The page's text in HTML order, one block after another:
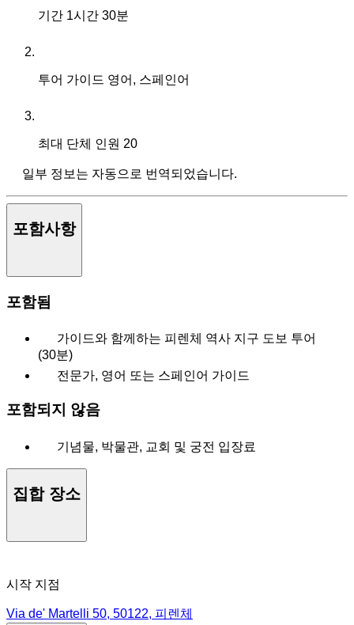
기간 1시간 30분
투어 가이드 영어, 스페인어
최대 단체 인원 20
일부 정보는 자동으로 번역되었습니다.
포함사항
포함됨
가이드와 함께하는 피렌체 역사 지구 도보 투어
(30분)
전문가, 영어 또는 스페인어 가이드
포함되지 않음
기념물, 박물관, 교회 및 궁전 입장료
집합 장소
시작 지점
Via de' Martelli 50, 50122, 피렌체